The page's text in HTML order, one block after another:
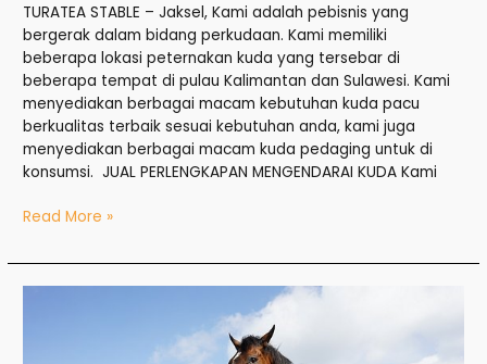
TURATEA STABLE – Jaksel, Kami adalah pebisnis yang
bergerak dalam bidang perkudaan. Kami memiliki
beberapa lokasi peternakan kuda yang tersebar di
beberapa tempat di pulau Kalimantan dan Sulawesi. Kami
menyediakan berbagai macam kebutuhan kuda pacu
berkualitas terbaik sesuai kebutuhan anda, kami juga
menyediakan berbagai macam kuda pedaging untuk di
konsumsi. JUAL PERLENGKAPAN MENGENDARAI KUDA Kami
Read More »